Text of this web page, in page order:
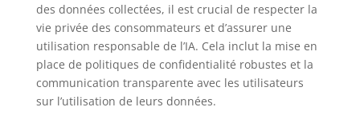
des données collectées, il est crucial de respecter la
vie privée des consommateurs et d’assurer une
utilisation responsable de l’IA. Cela inclut la mise en
place de politiques de confidentialité robustes et la
communication transparente avec les utilisateurs
sur l’utilisation de leurs données.